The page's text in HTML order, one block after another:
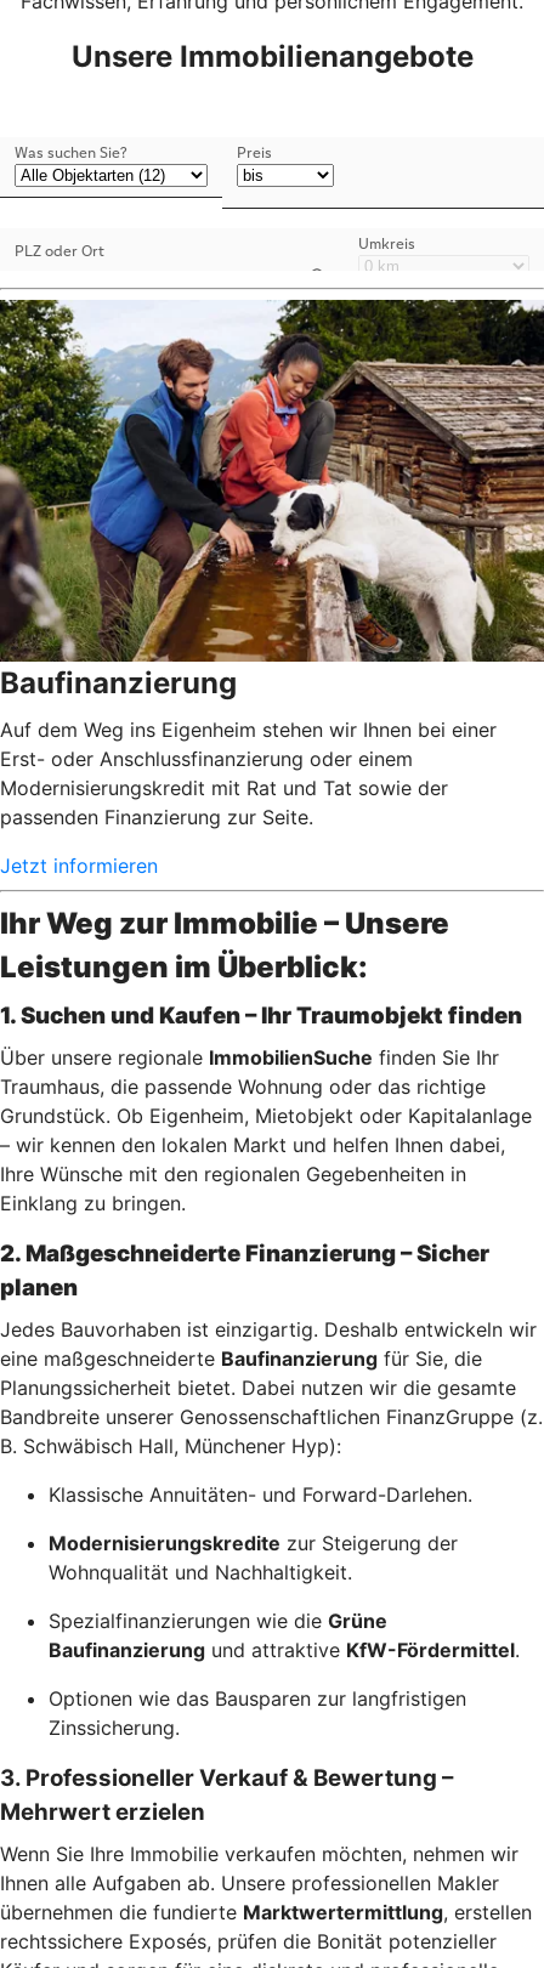
Unsere Immobilienangebote
Baufinanzierung
Auf dem Weg ins Eigenheim stehen wir Ihnen bei einer
Erst- oder Anschlussfinanzierung oder einem
Modernisierungskredit mit Rat und Tat sowie der
passenden Finanzierung zur Seite.
Jetzt informieren
Ihr Weg zur Immobilie – Unsere
Leistungen im Überblick:
1. Suchen und Kaufen – Ihr Traumobjekt finden
Über unsere regionale ImmobilienSuche finden Sie Ihr
Traumhaus, die passende Wohnung oder das richtige
Grundstück. Ob Eigenheim, Mietobjekt oder Kapitalanlage
– wir kennen den lokalen Markt und helfen Ihnen dabei,
Ihre Wünsche mit den regionalen Gegebenheiten in
Einklang zu bringen.
2. Maßgeschneiderte Finanzierung – Sicher
planen
Jedes Bauvorhaben ist einzigartig. Deshalb entwickeln wir
eine maßgeschneiderte Baufinanzierung für Sie, die
Planungssicherheit bietet. Dabei nutzen wir die gesamte
Bandbreite unserer Genossenschaftlichen FinanzGruppe (z.
B. Schwäbisch Hall, Münchener Hyp):
Klassische Annuitäten- und Forward-Darlehen.
Modernisierungskredite zur Steigerung der
Wohnqualität und Nachhaltigkeit.
Spezialfinanzierungen wie die Grüne
Baufinanzierung und attraktive KfW-Fördermittel.
Optionen wie das Bausparen zur langfristigen
Zinssicherung.
3. Professioneller Verkauf & Bewertung –
Mehrwert erzielen
Wenn Sie Ihre Immobilie verkaufen möchten, nehmen wir
Ihnen alle Aufgaben ab. Unsere professionellen Makler
übernehmen die fundierte Marktwertermittlung, erstellen
rechtssichere Exposés, prüfen die Bonität potenzieller